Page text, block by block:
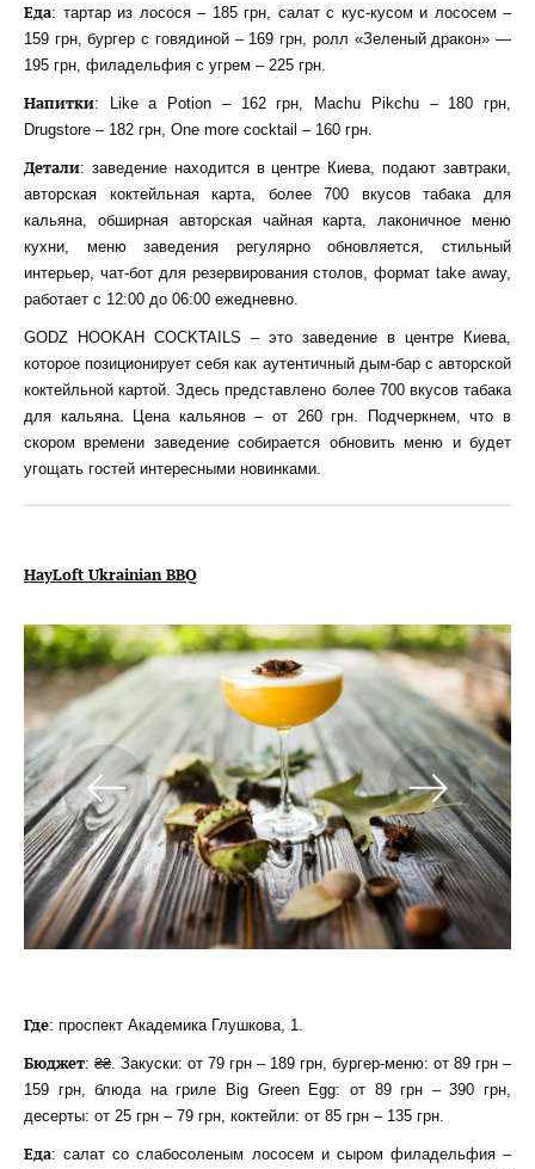
Еда: тартар из лосося – 185 грн, салат с кус-кусом и лососем –
159 грн, бургер с говядиной – 169 грн, ролл «Зеленый дракон» —
195 грн, филадельфия с угрем – 225 грн.
Напитки: Like a Potion – 162 грн, Machu Pikchu – 180 грн,
Drugstore – 182 грн, One more cocktail – 160 грн.
Детали: заведение находится в центре Киева, подают завтраки,
авторская коктейльная карта, более 700 вкусов табака для
кальяна, обширная авторская чайная карта, лаконичное меню
кухни, меню заведения регулярно обновляется, стильный
интерьер, чат-бот для резервирования столов, формат take away,
работает с 12:00 до 06:00 ежедневно.
GODZ HOOKAH COCKTAILS – это заведение в центре Киева,
которое позиционирует себя как аутентичный дым-бар с авторской
коктейльной картой. Здесь представлено более 700 вкусов табака
для кальяна. Цена кальянов – от 260 грн. Подчеркнем, что в
скором времени заведение собирается обновить меню и будет
угощать гостей интересными новинками.
HayLoft Ukrainian BBQ
Где: проспект Академика Глушкова, 1.
Бюджет: ₴₴. Закуски: от 79 грн – 189 грн, бургер-меню: от 89 грн –
159 грн, блюда на гриле Big Green Egg: от 89 грн – 390 грн,
десерты: от 25 грн – 79 грн, коктейли: от 85 грн – 135 грн.
Еда: салат со слабосоленым лососем и сыром филадельфия –